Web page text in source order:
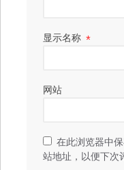
显示名称 *
网站
在此浏览器中
站地址，以便下次